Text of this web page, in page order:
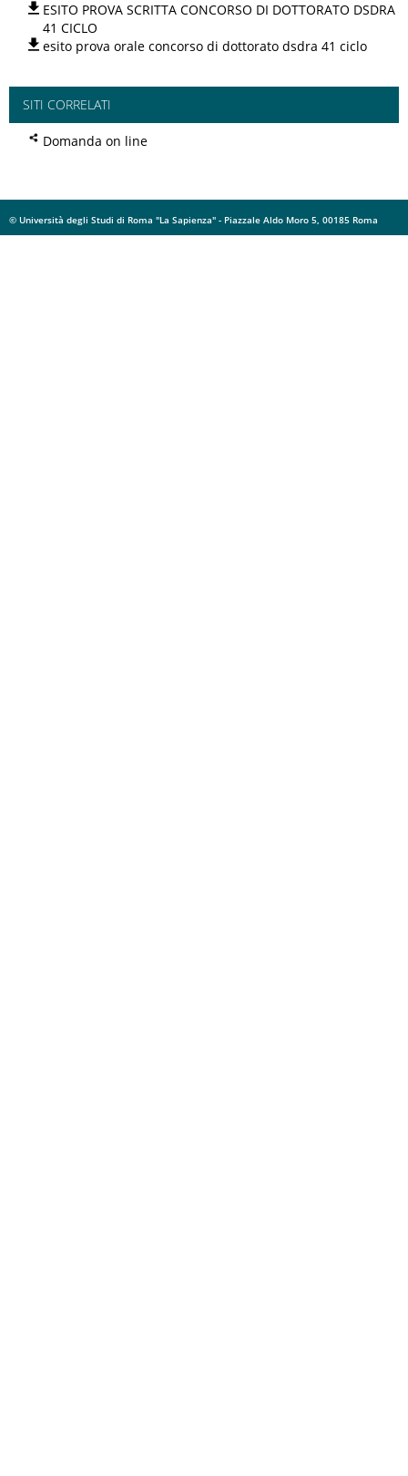
ESITO PROVA SCRITTA CONCORSO DI DOTTORATO DSDRA
41 CICLO
esito prova orale concorso di dottorato dsdra 41 ciclo
SITI CORRELATI
Domanda on line
© Università degli Studi di Roma "La Sapienza" - Piazzale Aldo Moro 5, 00185 Roma